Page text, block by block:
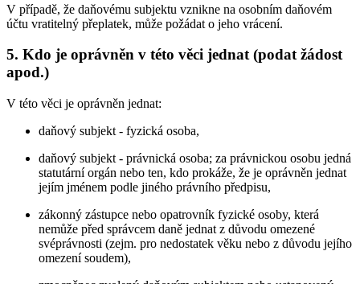
V případě, že daňovému subjektu vznikne na osobním daňovém
účtu vratitelný přeplatek, může požádat o jeho vrácení.
5. Kdo je oprávněn v této věci jednat (podat žádost
apod.)
V této věci je oprávněn jednat:
daňový subjekt - fyzická osoba,
daňový subjekt - právnická osoba; za právnickou osobu jedná
statutární orgán nebo ten, kdo prokáže, že je oprávněn jednat
jejím jménem podle jiného právního předpisu,
zákonný zástupce nebo opatrovník fyzické osoby, která
nemůže před správcem daně jednat z důvodu omezené
svéprávnosti (zejm. pro nedostatek věku nebo z důvodu jejího
omezení soudem),